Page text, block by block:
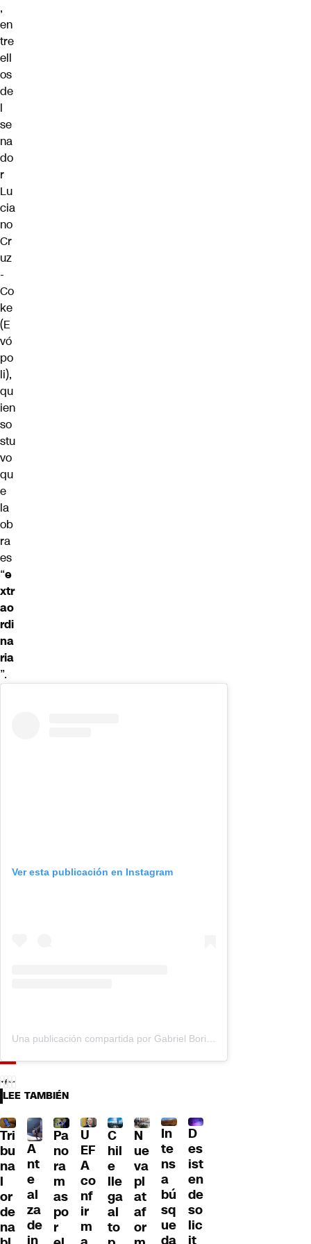
,
en
tre
ell
os
de
l
se
na
do
r
Lu
cia
no
Cr
uz
-
Co
ke
(E
vó
po
li),
qu
ien
so
stu
vo
qu
e
la
ob
ra
es
“e
xtr
ao
rdi
na
ria
”.
Ver esta publicación en Instagram
LEE TAMBIÉN
Tri
bu
na
l
or
de
na
A
nt
e
al
za
de
in
Pa
no
ra
m
as
po
r
U
EF
A
co
nf
ir
m
C
hil
e
lle
ga
al
to
N
ue
va
pl
at
af
or
In
te
ns
a
bú
sq
ue
D
es
ist
en
de
so
lic